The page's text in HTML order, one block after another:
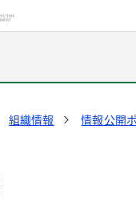
組織情報
情報公開